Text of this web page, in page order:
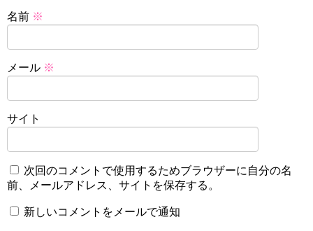
名前 ※
メール ※
サイト
次回のコメントで使用するためブラウザーに自分の名
前、メールアドレス、サイトを保存する。
新しいコメントをメールで通知